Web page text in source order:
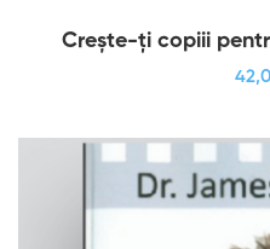
Crește-ți copiii
42